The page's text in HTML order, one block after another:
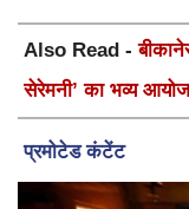
Also Read -
सेरेमनी’ का भव्य